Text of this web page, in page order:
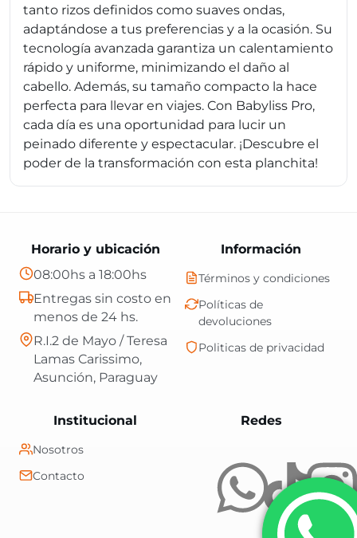
tanto rizos definidos como suaves ondas,
adaptándose a tus preferencias y a la ocasión. Su
tecnología avanzada garantiza un calentamiento
rápido y uniforme, minimizando el daño al
cabello. Además, su tamaño compacto la hace
perfecta para llevar en viajes. Con Babyliss Pro,
cada día es una oportunidad para lucir un
peinado diferente y espectacular. ¡Descubre el
poder de la transformación con esta planchita!
RedesCentral Shop es
Información
Términos y condiciones
Políticas de
devoluciones
Politicas de privacidad
Institucional
Nosotros
Contacto
Horario y ubicación
08:00hs a 18:00hs
Entregas sin costo en
menos de 24 hs.
R.I.2 de Mayo / Teresa
Lamas Carissimo,
Asunción, Paraguay